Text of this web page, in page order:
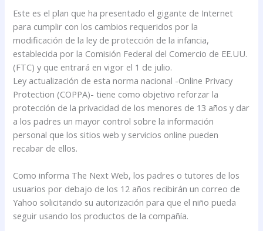
Este es el plan que ha presentado el gigante de Internet
para cumplir con los cambios requeridos por la
modificación de la ley de protección de la infancia,
establecida por la Comisión Federal del Comercio de EE.UU.
(FTC) y que entrará en vigor el 1 de julio.
Ley actualización de esta norma nacional -Online Privacy
Protection (COPPA)- tiene como objetivo reforzar la
protección de la privacidad de los menores de 13 años y dar
a los padres un mayor control sobre la información
personal que los sitios web y servicios online pueden
recabar de ellos.
Como informa The Next Web, los padres o tutores de los
usuarios por debajo de los 12 años recibirán un correo de
Yahoo solicitando su autorización para que el niño pueda
seguir usando los productos de la compañía.